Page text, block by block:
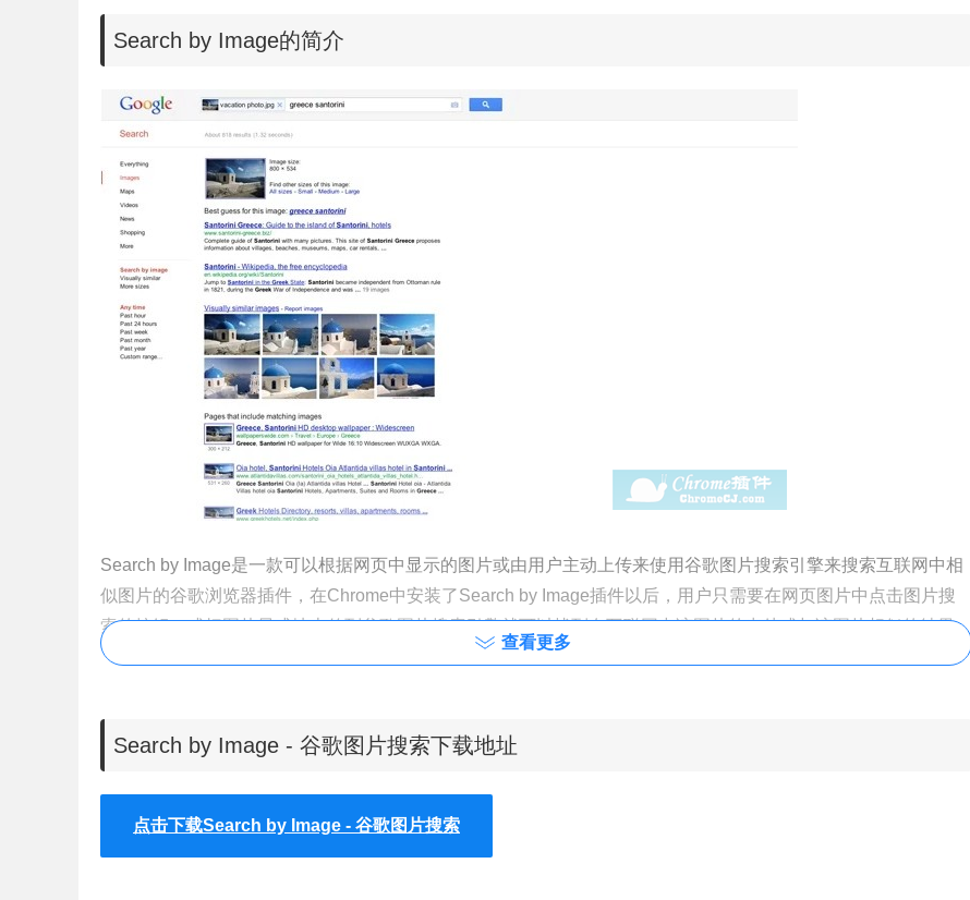
Search by Image的简介
Search by Image是一款可以根据网页中显示的图片或由用户主动上传来使用谷歌图片搜索引擎来搜索互联网中相
似图片的谷歌浏览器插件，在Chrome中安装了Search by Image插件以后，用户只需要在网页图片中点击图片搜
索的按钮、或把图片显式地上传到谷歌图片搜索引擎就可以找到在互联网中该图片的出处或与该图片相似的结果。
Search by Image的使用方法
功能，
Search by Image插件的下载地址可以在本文的下方找到，离线
查看更多
Search by Image - 谷歌图片搜索下载地址
点击下载Search by Image - 谷歌图片搜索